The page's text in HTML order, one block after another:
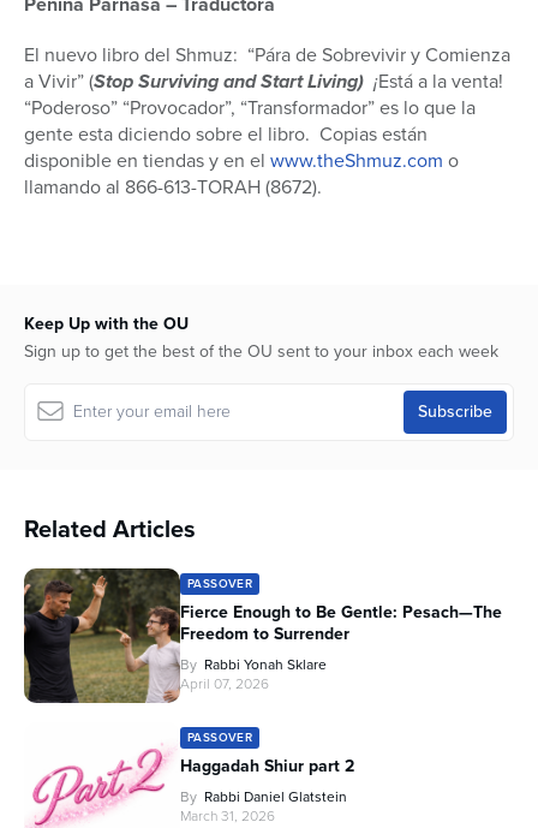
El nuevo libro del Shmuz: “Pára de Sobrevivir y Comienza
a Vivir” (Stop Surviving and Start Living) ¡Está a la venta!
“Poderoso” “Provocador”, “Transformador” es lo que la
gente esta diciendo sobre el libro. Copias están
disponible en tiendas y en el www.theShmuz.com o
llamando al 866-613-TORAH (8672).
Keep Up with the OU
Sign up to get the best of the OU sent to your inbox each week
Related Articles
PASSOVER
Fierce Enough to Be Gentle: Pesach—The
Freedom to Surrender
By Rabbi Yonah Sklare
April 07, 2026
PASSOVER
Haggadah Shiur part 2
By Rabbi Daniel Glatstein
March 31, 2026